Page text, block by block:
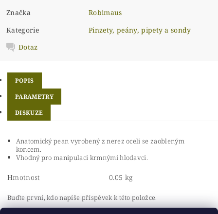
Značka
Robimaus
Kategorie
Pinzety, peány, pipety a sondy
Dotaz
POPIS
PARAMETRY
DISKUZE
Anatomický pean vyrobený z nerez oceli se zaobleným
koncem.
Vhodný pro manipulaci krmnými hlodavci.
Hmotnost 0.05 kg
Buďte první, kdo napíše příspěvek k této položce.